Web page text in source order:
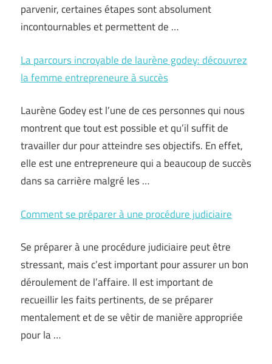
parvenir, certaines étapes sont absolument
incontournables et permettent de …
La parcours incroyable de laurène godey: découvrez
la femme entrepreneure à succès
Laurène Godey est l’une de ces personnes qui nous
montrent que tout est possible et qu’il suffit de
travailler dur pour atteindre ses objectifs. En effet,
elle est une entrepreneure qui a beaucoup de succès
dans sa carrière malgré les …
Comment se préparer à une procédure judiciaire
Se préparer à une procédure judiciaire peut être
stressant, mais c’est important pour assurer un bon
déroulement de l’affaire. Il est important de
recueillir les faits pertinents, de se préparer
mentalement et de se vêtir de manière appropriée
pour la …